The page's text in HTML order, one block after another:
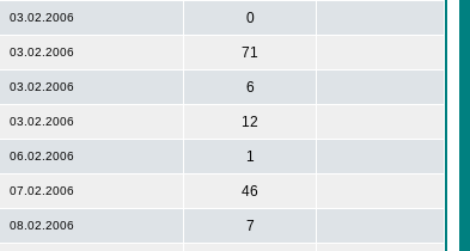
03.02.2006 0
03.02.2006 71
03.02.2006 6
03.02.2006 12
06.02.2006 1
07.02.2006 46
08.02.2006 7